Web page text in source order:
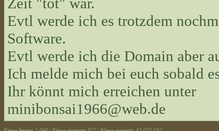
Evtl werde ich es trotzdem
Software.
Evtl werde ich die Domain aber
Ich melde mich bei euch sobald
Ihr könnt mich erreichen unter
minibonsai1966@web.de